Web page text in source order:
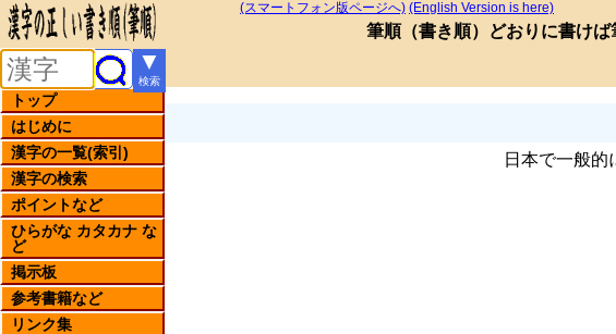
(スマートフォン版ページへ) (English Version is here)
筆順（書き順）どおりに書けば
▼
検索
トップ
はじめに
漢字の一覧(索引)
漢字の検索
ポイントなど
ひらがな カタカナ な
ど
掲示板
参考書籍など
リンク集
日本で一般的